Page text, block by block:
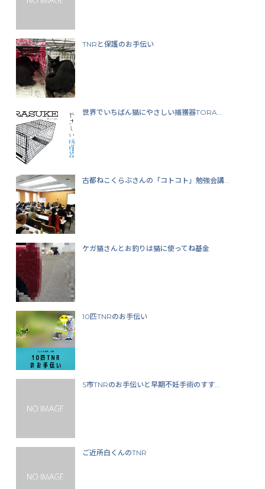
TNRと保護のお手伝い
世界でいちばん猫にやさしい捕獲器TORA...
古都ねこくらぶさんの「コトコト」勉強会講...
ケガ猫さんとお釣りは猫に使ってね基金
10匹TNRのお手伝い
S市TNRのお手伝いと早期不妊手術のすす...
ご近所白くんのTNR